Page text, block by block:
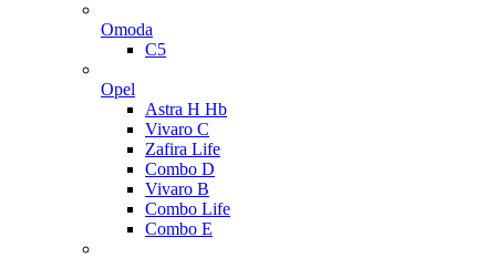
Omoda
C5
Opel
Astra H Hb
Vivaro C
Zafira Life
Combo D
Vivaro B
Combo Life
Combo E